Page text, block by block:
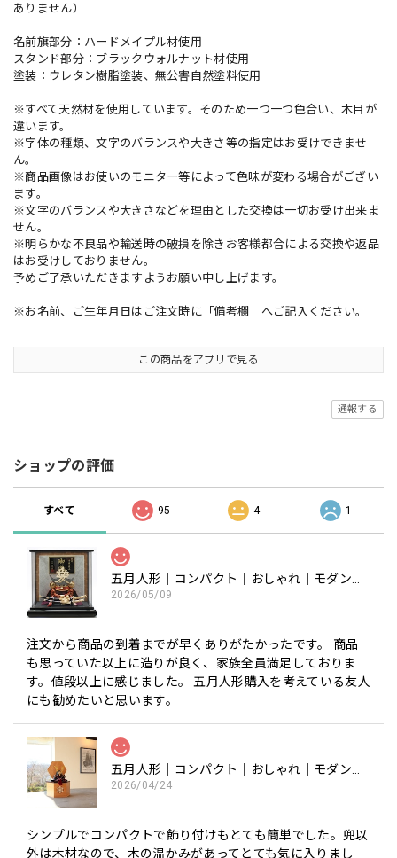
ありません）
名前旗部分：ハードメイプル材使用
スタンド部分：ブラックウォルナット材使用
塗装：ウレタン樹脂塗装、無公害自然塗料使用
※すべて天然材を使用しています。そのため一つ一つ色合い、木目が
違います。
※字体の種類、文字のバランスや大きさ等の指定はお受けできませ
ん。
※商品画像はお使いのモニター等によって色味が変わる場合がござい
ます。
※文字のバランスや大きさなどを理由とした交換は一切お受け出来ま
せん。
※明らかな不良品や輸送時の破損を除きお客様都合による交換や返品
はお受けしておりません。
予めご了承いただきますようお願い申し上げます。
※お名前、ご生年月日はご注文時に「備考欄」へご記入ください。
この商品をアプリで見る
通報する
ショップの評価
すべて 95 4 1
2026/05/09
注文から商品の到着までが早くありがたかったです。 商品
も思っていた以上に造りが良く、家族全員満足しておりま
す。値段以上に感じました。 五月人形購入を考えている友人
にも勧めたいと思います。
2026/04/24
シンプルでコンパクトで飾り付けもとても簡単でした。兜以
外は木材なので、木の温かみがあってとても気に入りまし